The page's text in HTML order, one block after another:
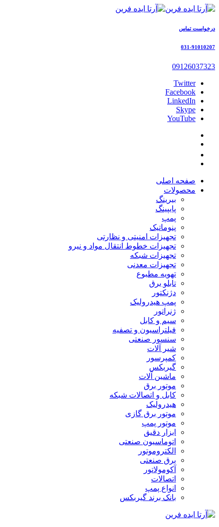
درخواست تماس
031-91010207
09126037323
Twitter
Facebook
LinkedIn
Skype
YouTube
صفحه اصلی
محصولات
بیرینگ
پایپینگ
پمپ
پنوماتیک
تجهیزات امنیتی و نظارتی
تجهیزات خطوط انتقال مواد و نیرو
تجهیزات شبکه
تجهیزات معدنی
تهویه مطبوع
تابلو برق
دژنکتور
پمپ هیدرولیک
ژنراتور
سیم و کابل
فیلتراسیون و تصفیه
سنسور صنعتی
شیر آلات
کمپرسور
گیربکس
ماشین آلات
موتور برق
کابل و اتصالات شبکه
هیدرولیک
موتور برق گازی
موتور پمپ
ابزار دقیق
اتوماسیون صنعتی
الکتروموتور
برق صنعتی
آکومولاتور
اتصالات
انواع پمپ
بانک برند گیربکس